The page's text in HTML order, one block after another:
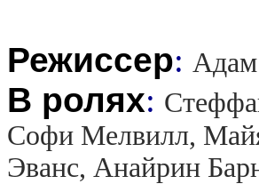
Режиссер:
В ролях:
Софи Мелвилл,
Эванс, Анайрин